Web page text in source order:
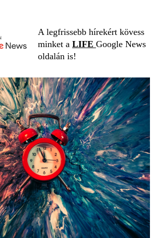
A legfrissebb hírekért kövess
minket a LIFE Google News
oldalán is!